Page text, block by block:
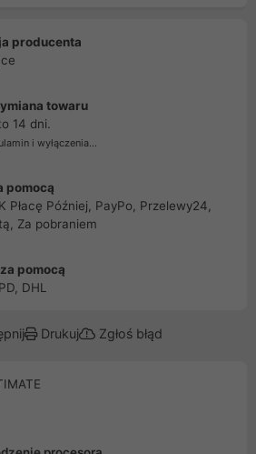
producenta
towaru
14 dni.
i wyłączenia...
pomocą
Płacę Później, PayPo, Przelewy24,
Za pobraniem
pomocą
DHL
Drukuj Zgłoś błąd